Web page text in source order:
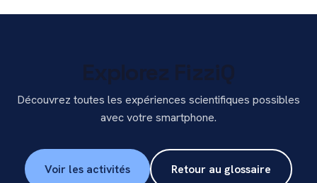
Découvrez toutes les expériences scientifiques possibles
avec votre smartphone.
Voir les activités Retour au glossaire